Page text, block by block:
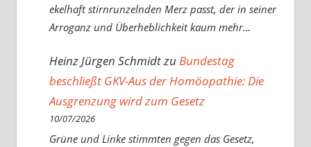
ekelhaft stirnrunzelnden Merz passt, der in seiner
Arroganz und Überheblichkeit kaum mehr…
Heinz Jürgen SchmidtzuBundestag
beschließt GKV-Aus der Homöopathie: Die
Ausgrenzung wird zum Gesetz
10/07/2026
Grüne und Linke stimmten gegen das Gesetz,